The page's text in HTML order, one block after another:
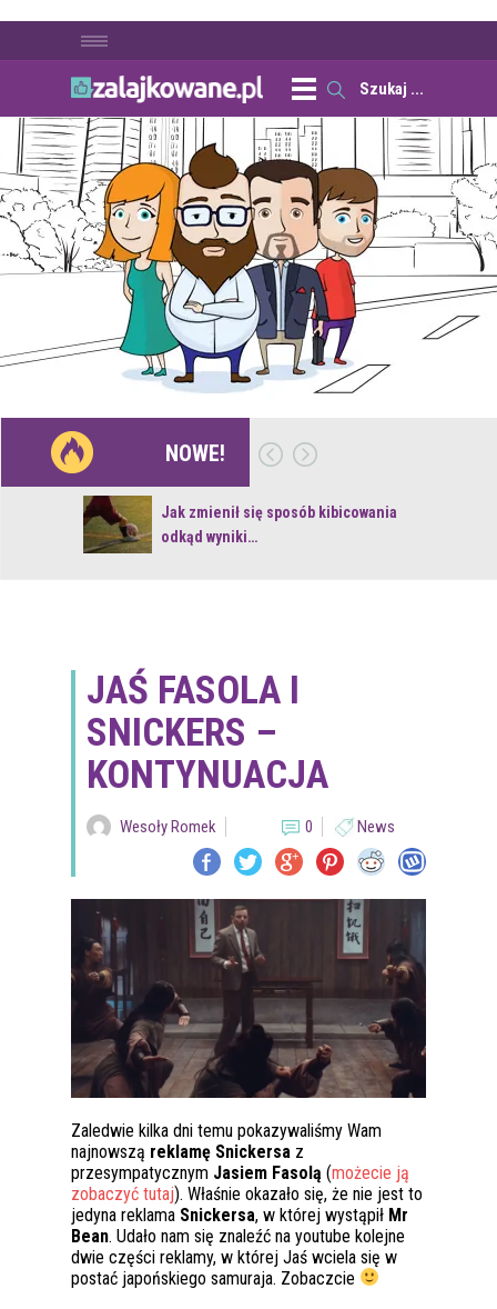
NOWE!
Jak zmienił się sposób kibicowania
odkąd wyniki…
JAŚ FASOLA I
SNICKERS –
KONTYNUACJA
Wesoły Romek 0 News
Zaledwie kilka dni temu pokazywaliśmy Wam
najnowszą reklamę Snickersa z
przesympatycznym Jasiem Fasolą (możecie ją
zobaczyć tutaj). Właśnie okazało się, że nie jest to
jedyna reklama Snickersa, w której wystąpił Mr
Bean. Udało nam się znaleźć na youtube kolejne
dwie części reklamy, w której Jaś wciela się w
postać japońskiego samuraja. Zobaczcie